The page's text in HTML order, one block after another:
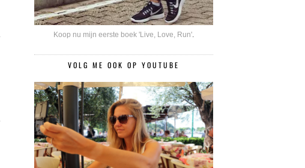
Koop nu mijn eerste boek 'Live, Love, Run'.
VOLG ME OOK OP YOUTUBE